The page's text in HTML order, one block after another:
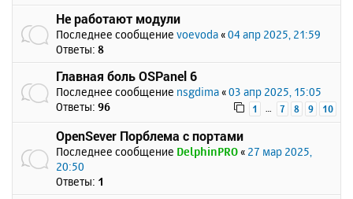
Не работают модули
Последнее сообщение voevoda «04 апр 2025, 21:59
Ответы: 8
Главная боль OSPanel 6
Последнее сообщение nsgdima «03 апр 2025, 15:05
Ответы: 96 1 … 7 8 9 10
OpenSever Порблема с портами
Последнее сообщение DelphinPRO « 27 мар 2025,
20:50
Ответы: 1